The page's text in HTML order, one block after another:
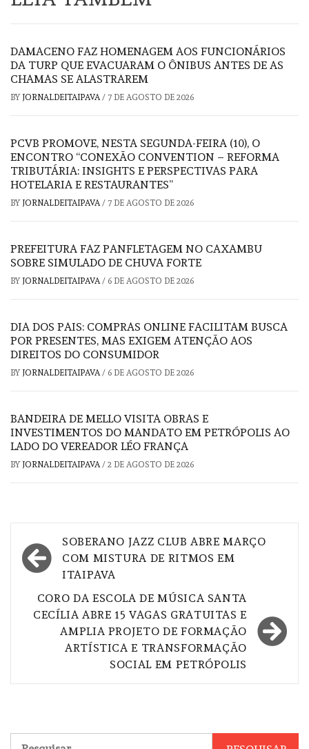
DAMACENO FAZ HOMENAGEM AOS FUNCIONÁRIOS
DA TURP QUE EVACUARAM O ÔNIBUS ANTES DE AS
CHAMAS SE ALASTRAREM
BY JORNALDEITAIPAVA/ 7 DE AGOSTO DE 2026
PCVB PROMOVE, NESTA SEGUNDA-FEIRA (10), O
ENCONTRO “CONEXÃO CONVENTION – REFORMA
TRIBUTÁRIA: INSIGHTS E PERSPECTIVAS PARA
HOTELARIA E RESTAURANTES”
BY JORNALDEITAIPAVA/ 7 DE AGOSTO DE 2026
PREFEITURA FAZ PANFLETAGEM NO CAXAMBU
SOBRE SIMULADO DE CHUVA FORTE
BY JORNALDEITAIPAVA/ 6 DE AGOSTO DE 2026
DIA DOS PAIS: COMPRAS ONLINE FACILITAM BUSCA
POR PRESENTES, MAS EXIGEM ATENÇÃO AOS
DIREITOS DO CONSUMIDOR
BY JORNALDEITAIPAVA/ 6 DE AGOSTO DE 2026
BANDEIRA DE MELLO VISITA OBRAS E
INVESTIMENTOS DO MANDATO EM PETRÓPOLIS AO
LADO DO VEREADOR LÉO FRANÇA
BY JORNALDEITAIPAVA/ 2 DE AGOSTO DE 2026
Navegação
de
SOBERANO JAZZ CLUB ABRE MARÇO
COM MISTURA DE RITMOS EM
ITAIPAVA
CORO DA ESCOLA DE MÚSICA SANTA
CECÍLIA ABRE 15 VAGAS GRATUITAS E
AMPLIA PROJETO DE FORMAÇÃO
ARTÍSTICA E TRANSFORMAÇÃO
SOCIAL EM PETRÓPOLIS